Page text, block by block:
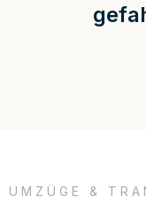
UMZÜGE &